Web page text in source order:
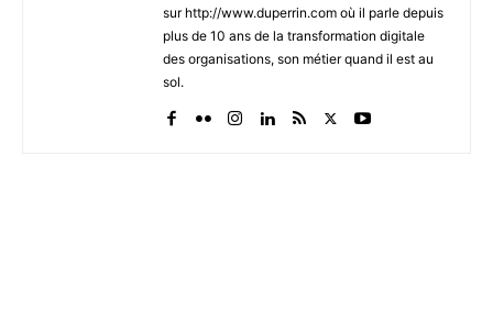
sur http://www.duperrin.com où il parle depuis
plus de 10 ans de la transformation digitale
des organisations, son métier quand il est au
sol.